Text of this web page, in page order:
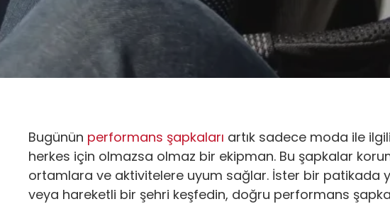
Bugünün performans şapkaları artık sadece moda ile
herkes için olmazsa olmaz bir ekipman. Bu şapkalar
ortamlara ve aktivitelere uyum sağlar. İster bir patikada
veya hareketli bir şehri keşfedin, doğru performans